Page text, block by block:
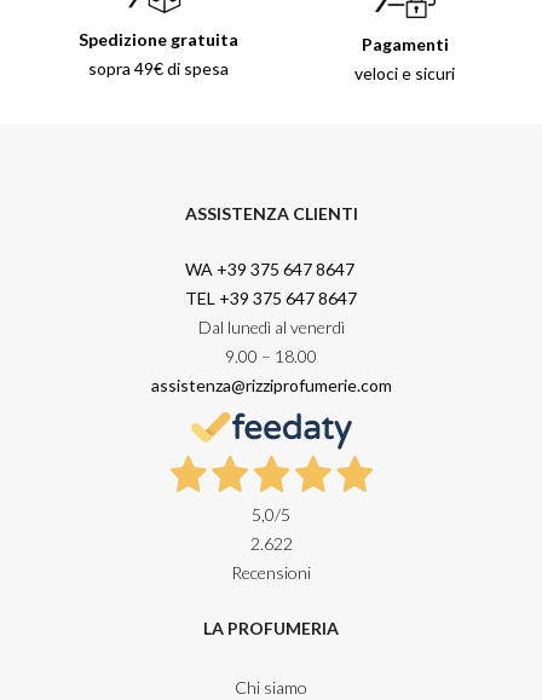
Spedizione gratuita
sopra 49€ di spesa
Pagamenti
veloci e sicuri
ASSISTENZA CLIENTI
WA +39 375 647 8647
TEL +39 375 647 8647
Dal lunedì al venerdì
9.00 – 18.00
assistenza@rizziprofumerie.com
5,0/5
2.622
Recensioni
LA PROFUMERIA
Chi siamo